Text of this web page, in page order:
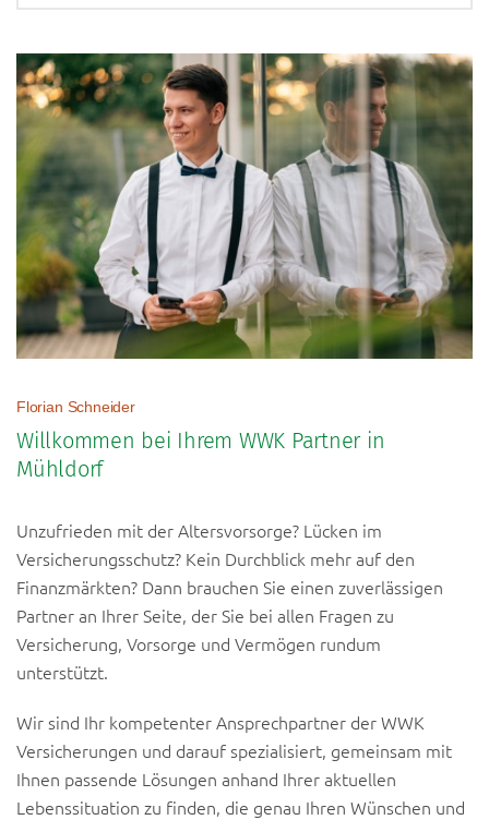
Direkter Kontakt
Nachricht senden
Onlineberatung starten
Häufig gesuchte Begriffe
Schadenmeldung
Altersvorsorge
Vertragsanpassungen
IntelliProtect
Willkommen bei Ihrem WWK Partner in
Mühldorf
Florian Schneider
Unzufrieden mit der Altersvorsorge? Lücken im
Versicherungsschutz? Kein Durchblick mehr auf den
Finanzmärkten? Dann brauchen Sie einen zuverlässigen
Partner an Ihrer Seite, der Sie bei allen Fragen zu
Versicherung, Vorsorge und Vermögen rundum
unterstützt.
Wir sind Ihr kompetenter Ansprechpartner der WWK
Versicherungen und darauf spezialisiert, gemeinsam mit
Ihnen passende Lösungen anhand Ihrer aktuellen
Lebenssituation zu finden, die genau Ihren Wünschen und